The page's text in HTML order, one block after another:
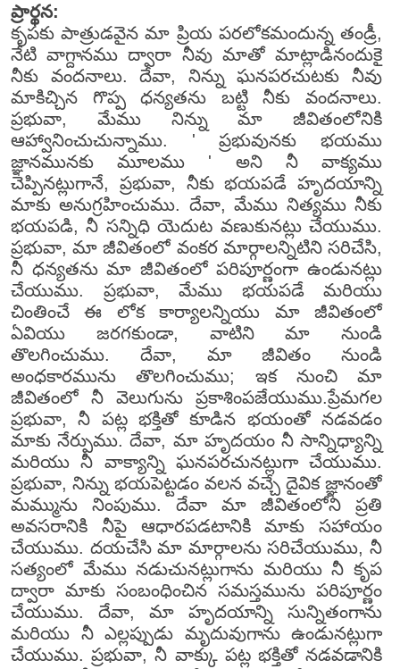
ప్రార్థన:
కృపకు పాత్రుడవైన మా ప్రియ పరలోకమందున్న తండ్రీ,
నేటి వాగ్దానము ద్వారా నీవు మాతో మాట్లాడినందుకై
నీకు వందనాలు. దేవా, నిన్ను ఘనపరచుటకు నీవు
మాకిచ్చిన గొప్ప ధన్యతను బట్టి నీకు వందనాలు.
ప్రభువా, మేము నిన్ను మా జీవితంలోనికి
ఆహ్వానించుచున్నాము. ' ప్రభువునకు భయము
జ్ఞానమునకు మూలము ' అని నీ వాక్యము
చెప్పినట్లుగానే, ప్రభువా, నీకు భయపడే హృదయాన్ని
మాకు అనుగ్రహించుము. దేవా, మేము నిత్యము నీకు
భయపడి, నీ సన్నిధి యెదుట వణుకునట్లు చేయుము.
ప్రభువా, మా జీవితంలో వంకర మార్గాలన్నిటిని సరిచేసి,
నీ ధన్యతను మా జీవితంలో పరిపూర్ణంగా ఉండునట్లు
చేయుము. ప్రభువా, మేము భయపడే మరియు
చింతించే ఈ లోక కార్యాలన్నియు మా జీవితంలో
ఏవియు జరగకుండా, వాటిని మా నుండి
తొలగించుము. దేవా, మా జీవితం నుండి
అంధకారమును తొలగించుము; ఇక నుంచి మా
జీవితంలో నీ వెలుగును ప్రకాశింపజేయుము.ప్రేమగల
ప్రభువా, నీ పట్ల భక్తితో కూడిన భయంతో నడవడం
మాకు నేర్పుము. దేవా, మా హృదయం నీ సాన్నిధ్యాన్ని
మరియు నీ వాక్యాన్ని ఘనపరచునట్లుగా చేయుము.
ప్రభువా, నిన్ను భయపెట్టడం వలన వచ్చే దైవిక జ్ఞానంతో
మమ్మును నింపుము. దేవా మా జీవితంలోని ప్రతి
అవసరానికి నీపై ఆధారపడటానికి మాకు సహాయం
చేయుము. దయచేసి మా మార్గాలను సరిచేయుము, నీ
సత్యంలో మేము నడుచునట్లుగాను మరియు నీ కృప
ద్వారా మాకు సంబంధించిన సమస్తమును పరిపూర్ణం
చేయుము. దేవా, మా హృదయాన్ని సున్నితంగాను
మరియు నీ ఎల్లప్పుడు మృదువుగాను ఉండునట్లుగా
చేయుము. ప్రభువా, నీ వాక్కు పట్ల భక్తితో నడవడానికి